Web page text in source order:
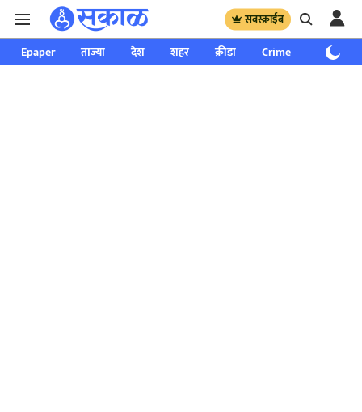
सबस्क्राईब
Epaper ताज्या देश शहर क्रीडा Crime साप्ताहिक